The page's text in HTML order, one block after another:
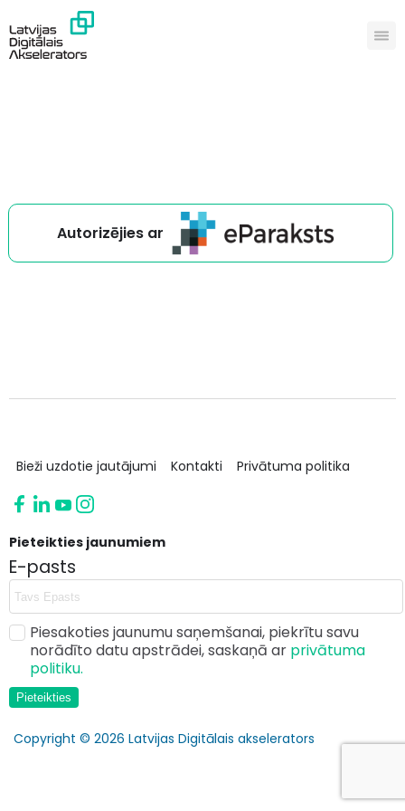
Autorizējies ar
Bieži uzdotie jautājumi Kontakti Privātuma politika
Copyright © 2026 Latvijas Digitālais akselerators
Pieteikties jaunumiem
E-pasts
Piesakoties jaunumu saņemšanai, piekrītu savu
norādīto datu apstrādei, saskaņā ar privātuma
politiku.
Pieteikties